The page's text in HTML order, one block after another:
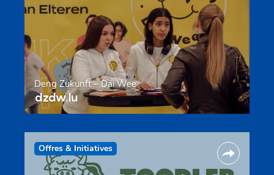
Deng Zukunft – Däi Wee
dzdw.lu
Offres & Initiatives